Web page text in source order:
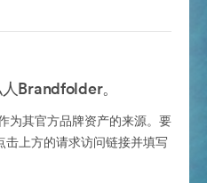
Brandfolder。
为其官方品牌资产的来源。要
上方的请求访问链接并填写